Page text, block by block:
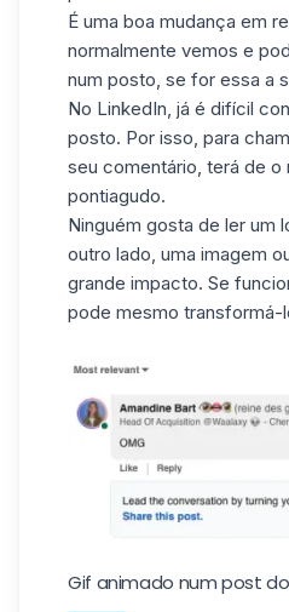
É uma boa mudança em
normalmente vemos e
num posto, se for essa a
No LinkedIn, já é difícil
posto. Por isso, para
seu comentário, terá de o
pontiagudo.
Ninguém gosta de ler um
outro lado, uma imagem
grande impacto. Se
pode mesmo transformá-
Gif animado num post do